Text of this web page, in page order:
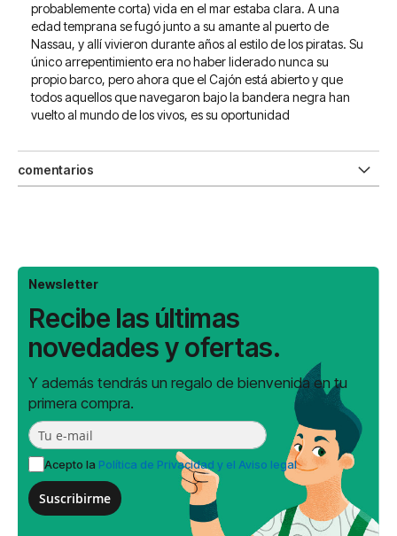
probablemente corta) vida en el mar estaba clara. A una
edad temprana se fugó junto a su amante al puerto de
Nassau, y allí vivieron durante años al estilo de los piratas. Su
único arrepentimiento era no haber liderado nunca su
propio barco, pero ahora que el Cajón está abierto y que
todos aquellos que navegaron bajo la bandera negra han
vuelto al mundo de los vivos, es su oportunidad
comentarios
Newsletter
Recibe las últimas
novedades y ofertas.
Y además tendrás un regalo de bienvenida en tu
primera compra.
Acepto la Política de Privacidad y el Aviso legal
Suscribirme